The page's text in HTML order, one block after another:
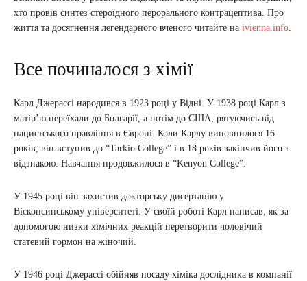
хто провів синтез стероїдного перорального контрацептива. Про
життя та досягнення легендарного вченого читайте на ivienna.info.
Все починалося з хімії
Карл Джерассі народився в 1923 році у Відні. У 1938 році Карл з
матір’ю переїхали до Болгарії, а потім до США, рятуючись від
нацистського правління в Європі. Коли Карлу виповнилося 16
років, він вступив до “Tarkio College” і в 18 років закінчив його з
відзнакою. Навчання продовжилося в “Kenyon College”.
У 1945 році він захистив докторську дисертацію у
Вісконсинському університеті. У своїй роботі Карл написав, як за
допомогою низки хімічних реакцій перетворити чоловічий
статевий гормон на жіночий.
У 1946 році Джерассі обійняв посаду хіміка дослідника в компанії